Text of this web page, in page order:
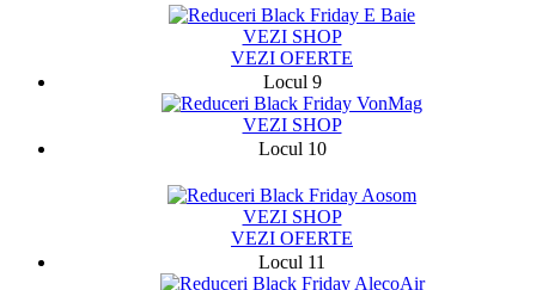
VEZI SHOP
VEZI OFERTE
Locul 9
VEZI SHOP
Locul 10
VEZI SHOP
VEZI OFERTE
Locul 11